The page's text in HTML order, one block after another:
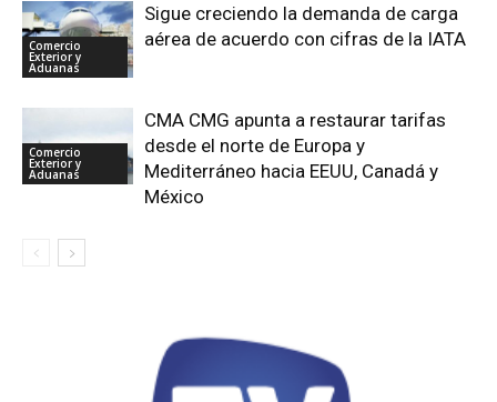
Comercio
Exterior y
Aduanas
Sigue creciendo la demanda de carga
aérea de acuerdo con cifras de la IATA
Comercio
Exterior y
Aduanas
CMA CMG apunta a restaurar tarifas
desde el norte de Europa y
Mediterráneo hacia EEUU, Canadá y
México